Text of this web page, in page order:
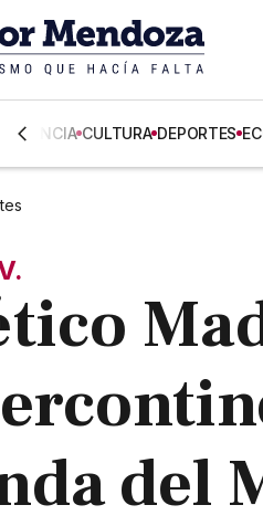
CIENCIA CULTURA DEPORTES
del